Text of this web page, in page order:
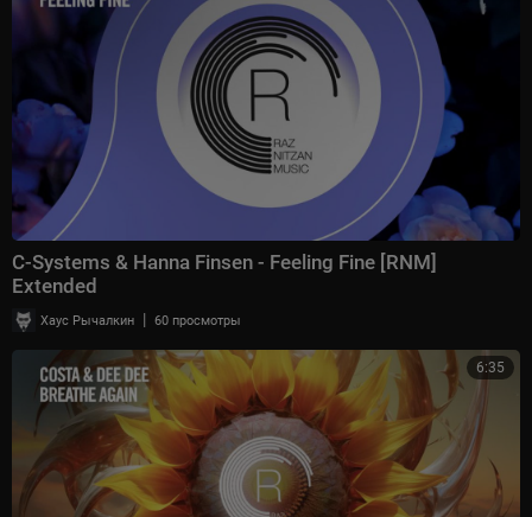
C-Systems & Hanna Finsen - Feeling Fine [RNM]
Extended
Хаус Рычалкин | 60 просмотры
6:35